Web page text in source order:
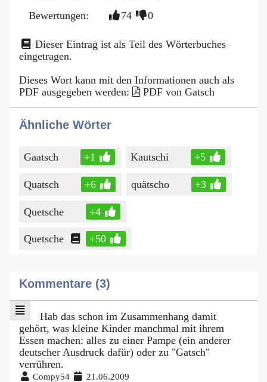
Bewertungen:
74 0
Dieser Eintrag ist als Teil des Wörterbuches
eingetragen.
Dieses Wort kann mit den Informationen auch als
PDF ausgegeben werden:
PDF von Gatsch
Ähnliche Wörter
Gaatsch +1 Kautschi +5
Quatsch +6 quätscho +3
Quetsche +4
Quetsche +50
Kommentare (3)
Hab das schon im Zusammenhang damit
gehört, was kleine Kinder manchmal mit ihrem
Essen machen: alles zu einer Pampe (ein anderer
deutscher Ausdruck dafür) oder zu "Gatsch"
verrühren.
Compy54 21.06.2009